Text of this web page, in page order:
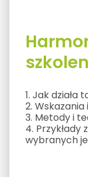
1. Jak działa
2.
3. Metody i
4. Przykłady
wybranych